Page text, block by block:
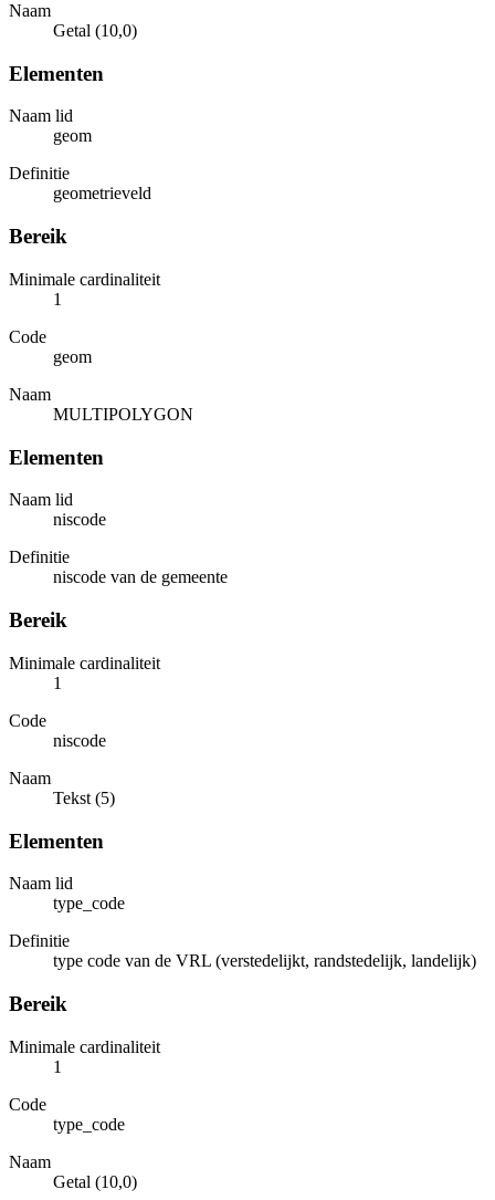
Naam
Getal (10,0)
Elementen
Naam lid
geom
Definitie
geometrieveld
Bereik
Minimale cardinaliteit
1
Code
geom
Naam
MULTIPOLYGON
Elementen
Naam lid
niscode
Definitie
niscode van de gemeente
Bereik
Minimale cardinaliteit
1
Code
niscode
Naam
Tekst (5)
Elementen
Naam lid
type_code
Definitie
type code van de VRL (verstedelijkt, randstedelijk, landelijk)
Bereik
Minimale cardinaliteit
1
Code
type_code
Naam
Getal (10,0)